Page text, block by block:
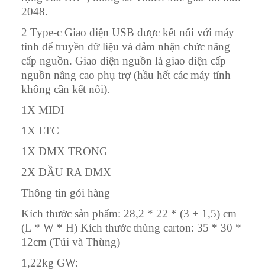
2048.
2 Type-c Giao diện USB được kết nối với máy
tính để truyền dữ liệu và đảm nhận chức năng
cấp nguồn. Giao diện nguồn là giao diện cấp
nguồn nâng cao phụ trợ (hầu hết các máy tính
không cần kết nối).
1X MIDI
1X LTC
1X DMX TRONG
2X ĐẦU RA DMX
Thông tin gói hàng
Kích thước sản phẩm: 28,2 * 22 * ​​(3 + 1,5) cm
(L * W * H) Kích thước thùng carton: 35 * 30 *
12cm (Túi và Thùng)
1,22kg GW: